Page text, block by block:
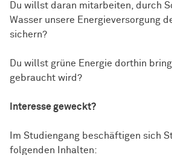
Du willst daran mitarbeiten, durch
Wasser unsere Energieversorgung
sichern?
Du willst grüne Energie dorthin
gebraucht wird?
Interesse geweckt?
Im Studiengang beschäftigen sich
folgenden Inhalten: